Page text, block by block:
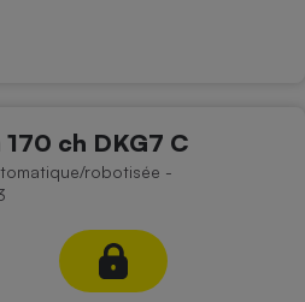
ch DKG7 C
robotisée -